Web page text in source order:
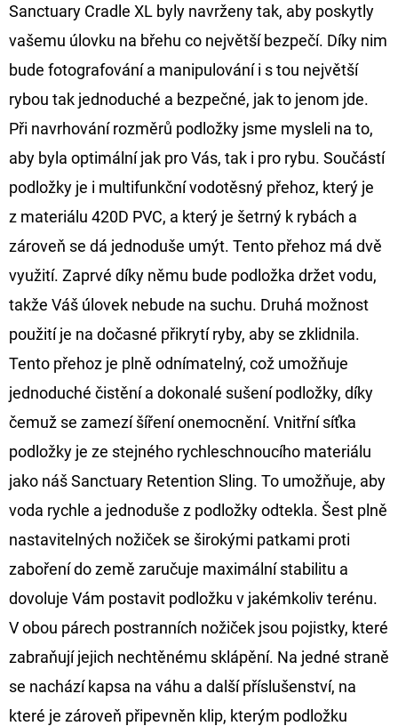
Sanctuary Cradle XL byly navrženy tak, aby poskytly
vašemu úlovku na břehu co největší bezpečí. Díky nim
bude fotografování a manipulování i s tou největší
rybou tak jednoduché a bezpečné, jak to jenom jde.
Při navrhování rozměrů podložky jsme mysleli na to,
aby byla optimální jak pro Vás, tak i pro rybu. Součástí
podložky je i multifunkční vodotěsný přehoz, který je
z materiálu 420D PVC, a který je šetrný k rybách a
zároveň se dá jednoduše umýt. Tento přehoz má dvě
využití. Zaprvé díky němu bude podložka držet vodu,
takže Váš úlovek nebude na suchu. Druhá možnost
použití je na dočasné přikrytí ryby, aby se zklidnila.
Tento přehoz je plně odnímatelný, což umožňuje
jednoduché čistění a dokonalé sušení podložky, díky
čemuž se zamezí šíření onemocnění. Vnitřní síťka
podložky je ze stejného rychleschnoucího materiálu
jako náš Sanctuary Retention Sling. To umožňuje, aby
voda rychle a jednoduše z podložky odtekla. Šest plně
nastavitelných nožiček se širokými patkami proti
zaboření do země zaručuje maximální stabilitu a
dovoluje Vám postavit podložku v jakémkoliv terénu.
V obou párech postranních nožiček jsou pojistky, které
zabraňují jejich nechtěnému sklápění. Na jedné straně
se nachází kapsa na váhu a další příslušenství, na
které je zároveň připevněn klip, kterým podložku
D
O
P
O
R
U
Č
U
J
E
E
GIANTS
FISHING
NÁVAZEC
RIG
25LB
72
Původně:
Kč